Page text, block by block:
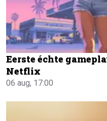
Eerste échte
Netflix
06 aug, 17:00